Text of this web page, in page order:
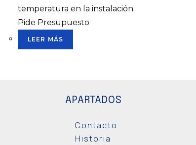
temperatura en la instalación.
Pide Presupuesto
LEER MÁS
APARTADOS
Contacto
Historia